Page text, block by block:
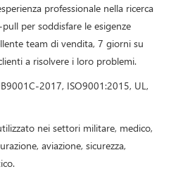
professionale nella ricerca
per soddisfare le esigenze
team di vendita, 7 giorni su
a risolvere i loro problemi.
2017, ISO9001:2015, UL,
nei settori militare, medico,
aviazione, sicurezza,